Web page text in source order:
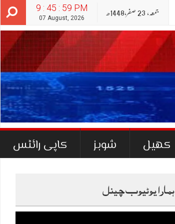
9 : 46 : 00 PM
07 August, 2026
جمعہ‬‮, 23 صفر‬,1448ھ
کھیل شوبز کاپی رائٹس
ہمارا یوٹیوب چینل